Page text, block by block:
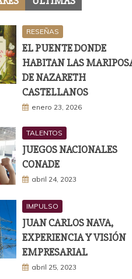
RESEÑAS
EL PUENTE DONDE
HABITAN LAS
DE NAZARETH
CASTELLANOS
enero 23, 2026
TALENTOS
JUEGOS NACIONALES
CONADE
abril 24, 2023
IMPULSO
JUAN CARLOS NAVA,
EXPERIENCIA Y VISIÓN
EMPRESARIAL
abril 25, 2023